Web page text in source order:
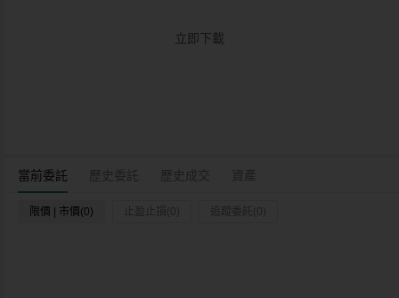
當前委託 歷史委託 歷史成交
限價 | 市價(0) 止盈止損(0) 追蹤委託(0)
立即下載